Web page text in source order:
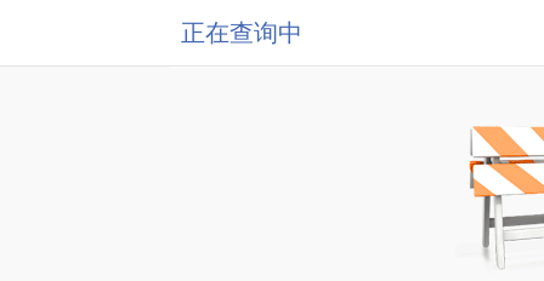
正在查询中